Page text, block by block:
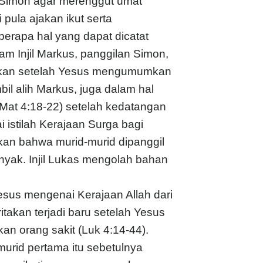
ajakan ikut serta
hal yang dapat dicatat
Injil Markus, panggilan Simon,
setelah Yesus mengumumkan
alih Markus, juga dalam hal
4:18-22) setelah kedatangan
istilah Kerajaan Surga bagi
bahwa murid-murid dipanggil
Injil Lukas mengolah bahan
mengenai Kerajaan Allah dari
terjadi baru setelah Yesus
orang sakit (Luk 4:14-44).
pertama itu sebetulnya